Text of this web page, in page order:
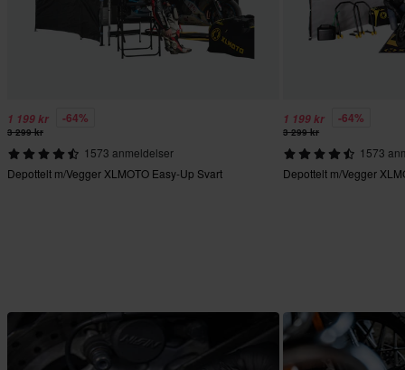
1 199 kr -64%
3 299 kr
1573 anmeldelser
Depottelt m/Vegger XLMOTO Easy-Up Svart
1 199 kr -64%
3 299 kr
1573
Depottelt m/Vegger